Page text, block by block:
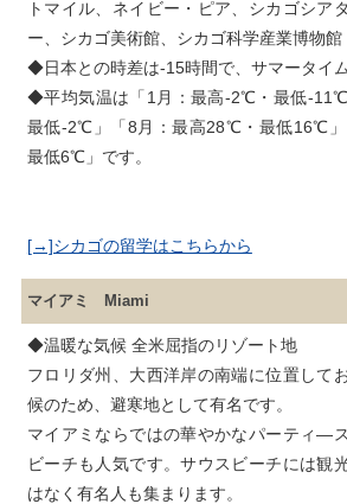
トマイル、ネイビー・ピア、シカゴシア
ー、シカゴ美術館、シカゴ科学産業博物館
◆日本との時差は-15時間で、サマータイ
◆平均気温は「1月：最高-2℃・最低-
最低-2℃」「8月：最高28℃・最低16℃」
[→]シカゴの留学はこちらから
マイアミ Miami
◆温暖な気候 全米屈指のリゾート地
フロリダ州、大西洋岸の南端に位置して
候のため、避寒地として有名です。
マイアミならではの華やかなパーティ―
ビーチも人気です。サウスビーチには観
はなく有名人も集まります。